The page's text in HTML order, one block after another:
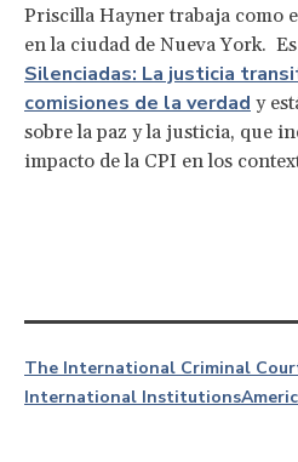
Priscilla Hayner trabaja como
en la ciudad de Nueva York.
Silenciadas: La justicia
comisiones de la verdad y
sobre la paz y la justicia, que
impacto de la CPI en los
The International Criminal
International Institutions